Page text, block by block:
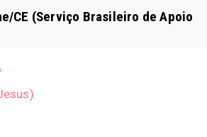
CE (Serviço Brasileiro de Apoio